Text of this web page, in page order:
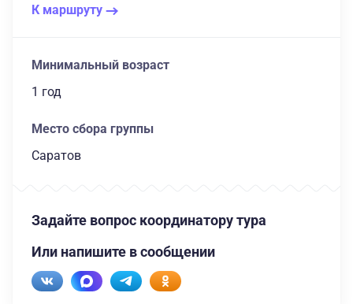
К маршруту
Минимальный возраст
1 год
Место сбора группы
Саратов
Задайте вопрос координатору тура
Или напишите в сообщении